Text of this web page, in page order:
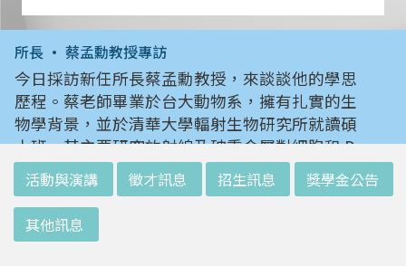
所長 • 蔡孟勳教授專訪
今日採訪新任所長蔡孟勳教授，來談談他的學思
歷程。蔡老師畢業於台大動物系，擁有扎實的生
物學背景，並於清華大學輻射生物研究所就讀碩
士班。其主要研究放射線及砷重金屬對細胞和 D
NA 的傷害及細胞表型的改變。就讀陽明大學博
士班時，選定研究長期暴露於低劑量輻射鋼筋下
對人體的影響，並比較其他國家高劑量暴露下的
不同影響。在美國國家衛生研究院從事博士後研
活動與演講 徵才訊息 招生訊息 獎學金公告
其他訊息